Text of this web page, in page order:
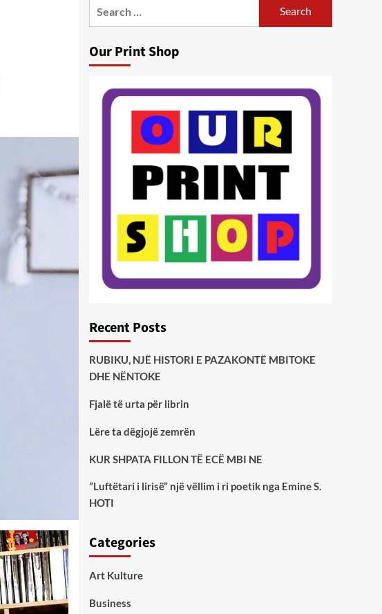
Our Print Shop
Recent Posts
RUBIKU, NJË HISTORI E PAZAKONTË MBITOKE
DHE NËNTOKE
Fjalë të urta për librin
Lëre ta dëgjojë zemrën
KUR SHPATA FILLON TË ECË MBI NE
”Luftëtari i lirisë” një vëllim i ri poetik nga Emine S.
HOTI
Categories
Art Kulture
Business